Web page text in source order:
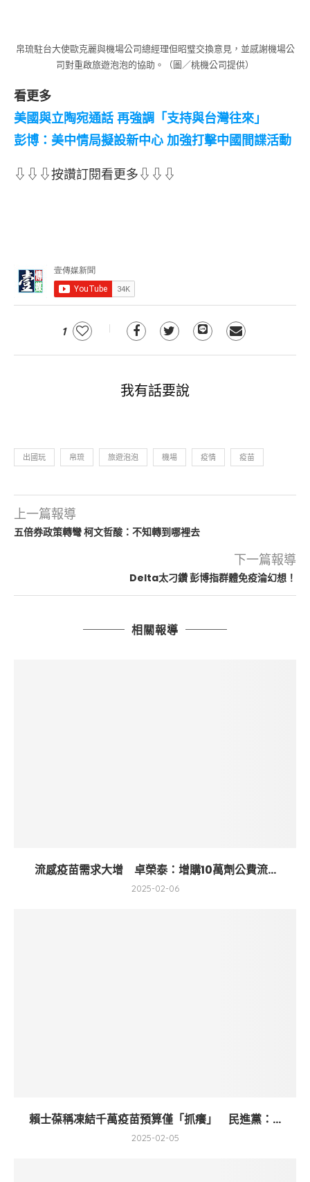
帛琉駐台大使歐克麗與機場公司總經理但昭璧交換意見，並感謝機場公
司對重啟旅遊泡泡的協助。（圖／桃機公司提供）
看更多
美國與立陶宛通話 再強調「支持與台灣往來」
彭博：美中情局擬設新中心 加強打擊中國間諜活動
⇩⇩⇩按讚訂閱看更多⇩⇩⇩
1
我有話要說
出國玩 帛琉 旅遊泡泡 機場 疫情 疫苗
上一篇報導
五倍券政策轉彎 柯文哲酸：不知轉到哪裡去
下一篇報導
Delta太刁鑽 彭博指群體免疫淪幻想！
相關報導
流感疫苗需求大增 卓榮泰：增購10萬劑公費流...
2025-02-06
賴士葆稱凍結千萬疫苗預算僅「抓癢」 民進黨：...
2025-02-05